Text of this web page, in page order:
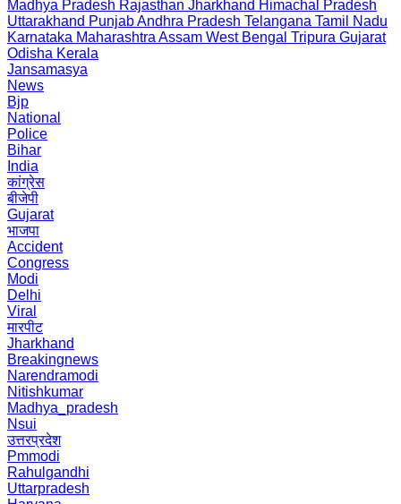
Madhya Pradesh Rajasthan Jharkhand Himachal Pradesh
Uttarakhand PunjabAndhra Pradesh Telangana Tamil Nadu
Karnataka Maharashtra Assam West Bengal Tripura Gujarat
Odisha Kerala
Jansamasya
News
Bjp
National
Police
Bihar
India
कांग्रेस
बीजेपी
Gujarat
भाजपा
Accident
Congress
Modi
Delhi
Viral
मारपीट
Jharkhand
Breakingnews
Narendramodi
Nitishkumar
Madhya_pradesh
Nsui
उत्तरप्रदेश
Pmmodi
Rahulgandhi
Uttarpradesh